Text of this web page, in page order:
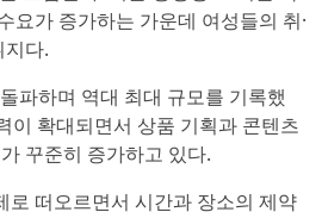
요가 증가하는 가운데 여성들의 취·
다.
파하며 역대 최대 규모를 기록했
이 확대되면서 상품 기획과 콘텐츠
꾸준히 증가하고 있다.
로 떠오르면서 시간과 장소의 제약